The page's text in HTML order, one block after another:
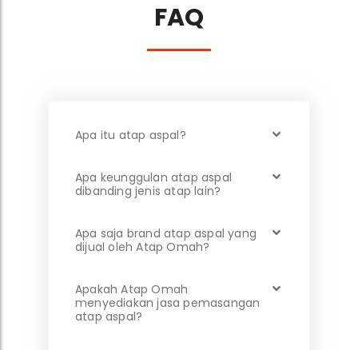
FAQ
Apa itu atap aspal?
Apa keunggulan atap aspal
dibanding jenis atap lain?
Apa saja brand atap aspal yang
dijual oleh Atap Omah?
Apakah Atap Omah
menyediakan jasa pemasangan
atap aspal?